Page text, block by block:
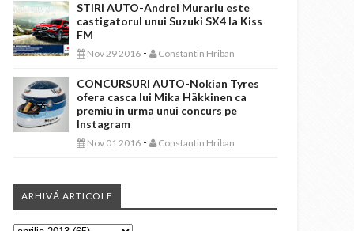
STIRI AUTO-Andrei Murariu este
castigatorul unui Suzuki SX4 la Kiss
FM
Nov 29 2016 - Constantin Hriban
CONCURSURI AUTO-Nokian Tyres
ofera casca lui Mika Häkkinen ca
premiu in urma unui concurs pe
Instagram
Nov 01 2016 - Constantin Hriban
ARHIVĂ ARTICOLE